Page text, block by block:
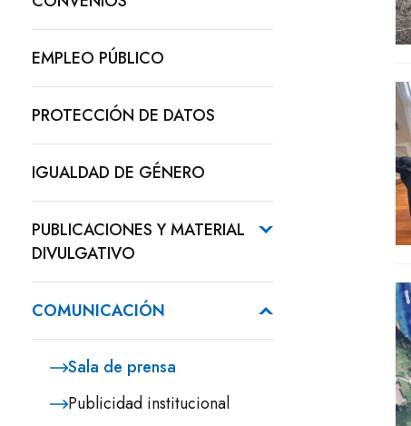
EMPLEO PÚBLICO
PROTECCIÓN DE DATOS
IGUALDAD DE GÉNERO
PUBLICACIONES Y MATERIAL
DIVULGATIVO
COMUNICACIÓN
Sala de prensa
Publicidad institucional